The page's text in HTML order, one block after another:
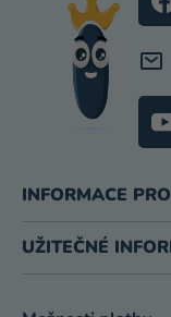
INFORMACE
UŽITEČNÉ